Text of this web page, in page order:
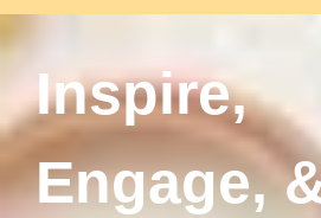
Inspire,
Engage,